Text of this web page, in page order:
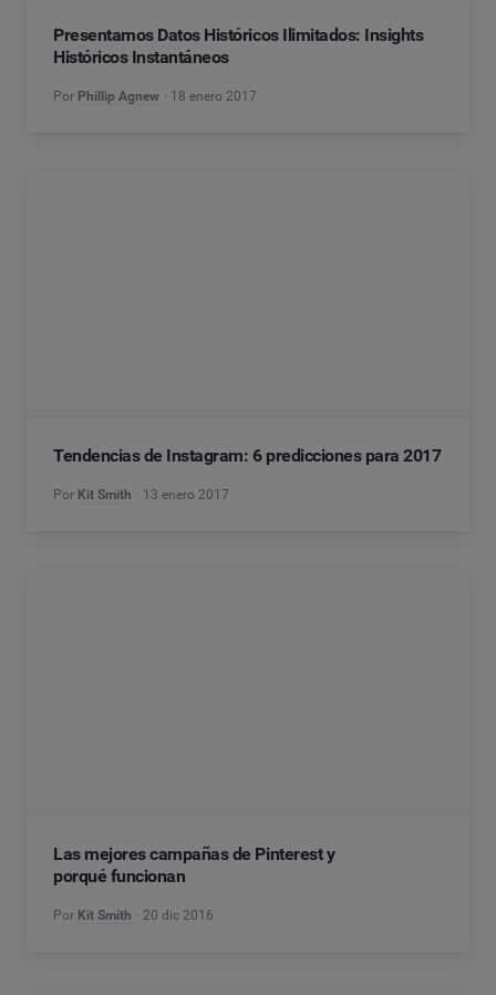
Presentamos Datos Históricos Ilimitados: Insights
Históricos Instantáneos
Por Phillip Agnew 18 enero 2017
Tendencias de Instagram: 6 predicciones para 2017
Por Kit Smith 13 enero 2017
Las mejores campañas de Pinterest y
porqué funcionan
Por Kit Smith 20 dic 2016